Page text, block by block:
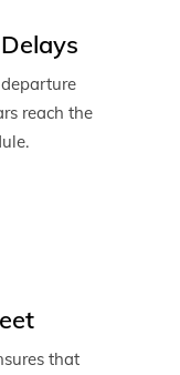
reach the
that